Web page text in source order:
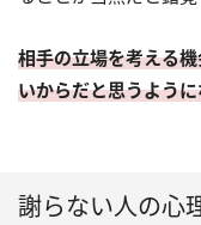
相手の立場を考える
いからだと思うよう
謝らない人の心